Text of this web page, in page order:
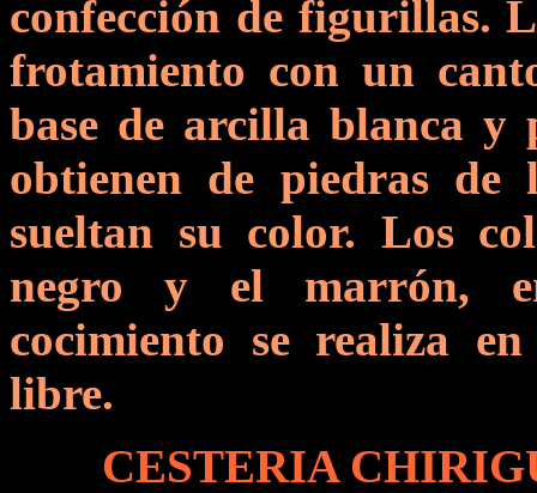
confección de figurillas.
frotamiento con un
base de arcilla blanca y
obtienen de piedras
sueltan su color. Los
negro y el marrón,
cocimiento se realiza
libre.
CESTERIA